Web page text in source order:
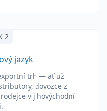
2
jazyk
trh — ať už
dovozce z
v jihovýchodní